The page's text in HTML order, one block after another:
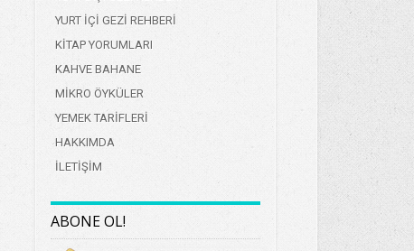
YURT İÇİ GEZİ REHBERİ
KİTAP YORUMLARI
KAHVE BAHANE
MİKRO ÖYKÜLER
YEMEK TARİFLERİ
HAKKIMDA
İLETİŞİM
ABONE OL!